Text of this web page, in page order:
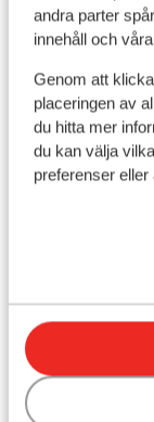
andra parter
innehåll och
Genom att
placeringen av
du hitta mer
du kan välja
preferenser
Precis vid
Avstånd till
Närmaste
Lugnt läge
Liftkort/
Andra